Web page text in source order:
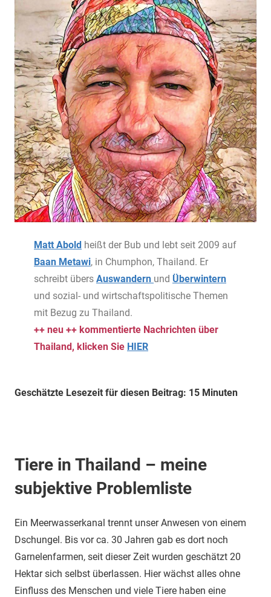
Matt Abold heißt der Bub und lebt seit 2009 auf
Baan Metawi, in Chumphon, Thailand. Er
schreibt übers Auswandern und Überwintern
und sozial- und wirtschaftspolitische Themen
mit Bezug zu Thailand.
++ neu ++ kommentierte Nachrichten über
Thailand, klicken Sie HIER
Geschätzte Lesezeit für diesen Beitrag: 15 Minuten
Tiere in Thailand – meine
subjektive Problemliste
Ein Meerwasserkanal trennt unser Anwesen von einem
Dschungel. Bis vor ca. 30 Jahren gab es dort noch
Garnelenfarmen, seit dieser Zeit wurden geschätzt 20
Hektar sich selbst überlassen. Hier wächst alles ohne
Einfluss des Menschen und viele Tiere haben eine